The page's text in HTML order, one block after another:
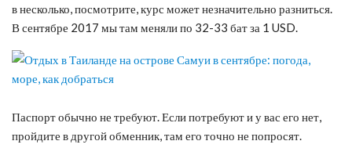
в несколько, посмотрите, курс может незначительно разниться.
В сентябре 2017 мы там меняли по 32-33 бат за 1 USD.
Паспорт обычно не требуют. Если потребуют и у вас его нет,
пройдите в другой обменник, там его точно не попросят.